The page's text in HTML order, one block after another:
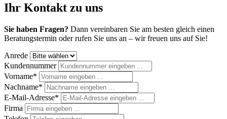
Ihr Kontakt zu uns
Sie haben Fragen? Dann vereinbaren Sie am besten gleich einen
Beratungstermin oder rufen Sie uns an – wir freuen uns auf Sie!
Anrede
Kundennummer
Vorname*
Nachname*
E-Mail-Adresse*
Firma